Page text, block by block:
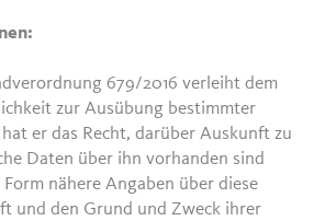
679/2016 verleiht dem
zur Ausübung bestimmter
hat er das Recht, darüber Auskunft zu
Daten über ihn vorhanden sind
nähere Angaben über diese
und den Grund und Zweck ihrer